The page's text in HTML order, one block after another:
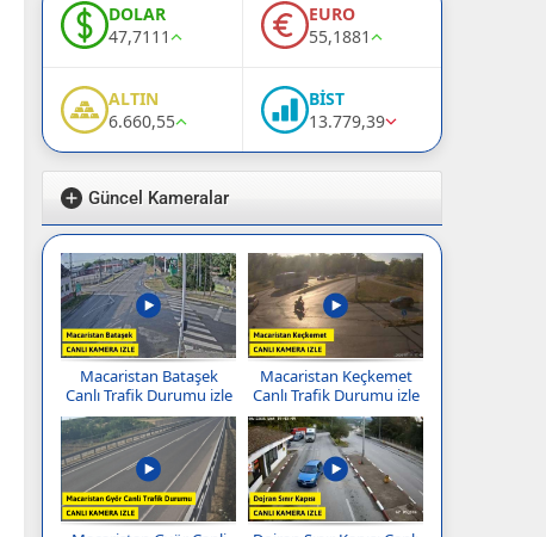
DOLAR
47,7111
EURO
55,1881
ALTIN
6.660,55
BİST
13.779,39
Güncel Kameralar
Macaristan Bataşek
Canlı Trafik Durumu izle
Macaristan Keçkemet
Canlı Trafik Durumu izle